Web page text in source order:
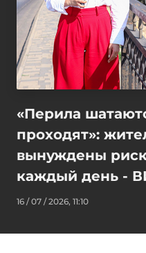
«Перила
проходят»:
вынуждены
каждый день -
16 / 07 / 2026, 11:10